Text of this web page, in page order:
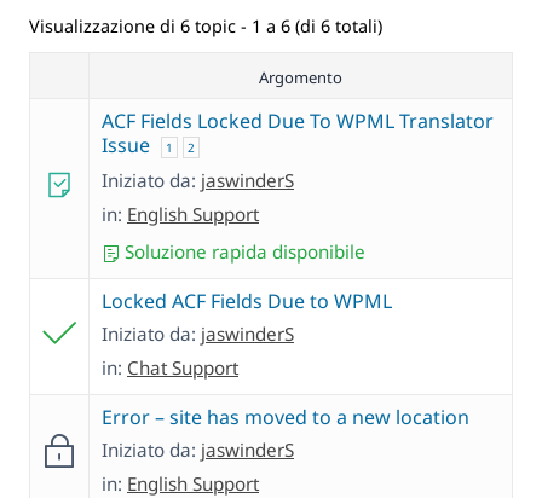
Visualizzazione di 6 topic - 1 a 6 (di 6 totali)
Argomento
ACF Fields Locked Due To WPML Translator
Issue
1 2
Iniziato da: jaswinderS
in: English Support
Soluzione rapida disponibile
Locked ACF Fields Due to WPML
Iniziato da: jaswinderS
in: Chat Support
Error – site has moved to a new location
Iniziato da: jaswinderS
in: English Support